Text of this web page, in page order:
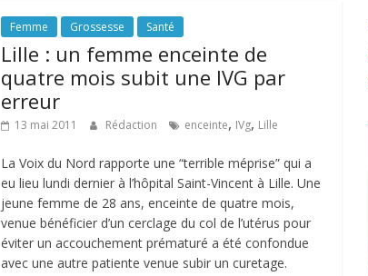
Femme Grossesse Santé
Lille : un femme enceinte de
quatre mois subit une IVG par
erreur
13 mai 2011 Rédaction enceinte, IVg, Lille
La Voix du Nord rapporte une “terrible méprise” qui a
eu lieu lundi dernier à l’hôpital Saint-Vincent à Lille. Une
jeune femme de 28 ans, enceinte de quatre mois,
venue bénéficier d’un cerclage du col de l’utérus pour
éviter un accouchement prématuré a été confondue
avec une autre patiente venue subir un curetage.